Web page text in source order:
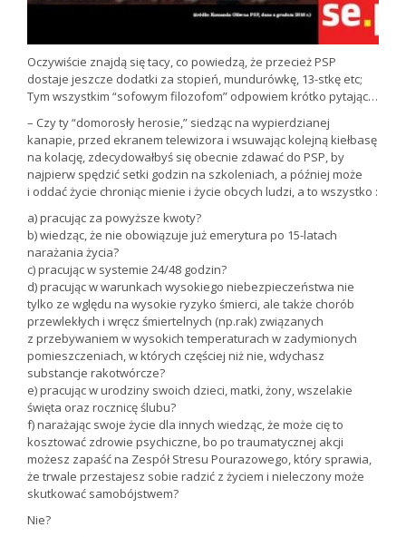
Oczywiście znajdą się tacy, co powiedzą, że przecież PSP
dostaje jeszcze dodatki za stopień, mundurówkę, 13-stkę etc;
Tym wszystkim “sofowym filozofom” odpowiem krótko pytając…
– Czy ty “domorosły herosie,” siedząc na wypierdzianej
kanapie, przed ekranem telewizora i wsuwając kolejną kiełbasę
na kolację, zdecydowałbyś się obecnie zdawać do PSP, by
najpierw spędzić setki godzin na szkoleniach, a później może
i oddać życie chroniąc mienie i życie obcych ludzi, a to wszystko :
a) pracując za powyższe kwoty?
b) wiedząc, że nie obowiązuje już emerytura po 15-latach
narażania życia?
c) pracując w systemie 24/48 godzin?
d) pracując w warunkach wysokiego niebezpieczeństwa nie
tylko ze wględu na wysokie ryzyko śmierci, ale także chorób
przewlekłych i wręcz śmiertelnych (np.rak) związanych
z przebywaniem w wysokich temperaturach w zadymionych
pomieszczeniach, w których częściej niż nie, wdychasz
substancje rakotwórcze?
e) pracując w urodziny swoich dzieci, matki, żony, wszelakie
święta oraz rocznicę ślubu?
f) narażając swoje życie dla innych wiedząc, że może cię to
kosztować zdrowie psychiczne, bo po traumatycznej akcji
możesz zapaść na Zespół Stresu Pourazowego, który sprawia,
że trwale przestajesz sobie radzić z życiem i nieleczony może
skutkować samobójstwem?
Nie?